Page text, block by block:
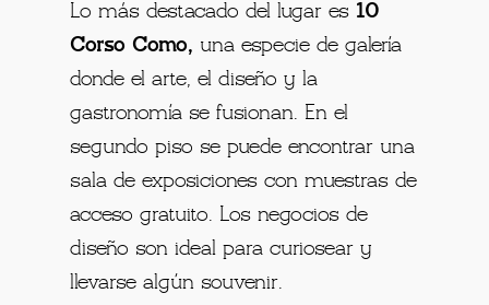
Lo más destacado del lugar es 10
Corso Como, una especie de galería
donde el arte, el diseño y la
gastronomía se fusionan. En el
segundo piso se puede encontrar una
sala de exposiciones con muestras de
acceso gratuito. Los negocios de
diseño son ideal para curiosear y
llevarse algún souvenir.